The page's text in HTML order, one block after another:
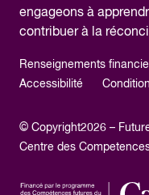
engageons à
contribuer à la
Renseignements
Accessibilité
© Copyright2026 –
Centre des